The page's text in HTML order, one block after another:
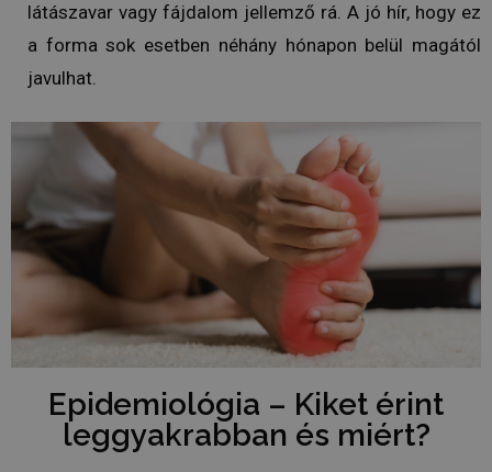
látászavar vagy fájdalom jellemző rá. A jó hír, hogy ez
a forma sok esetben néhány hónapon belül magától
javulhat.
Epidemiológia – Kiket érint
leggyakrabban és miért?